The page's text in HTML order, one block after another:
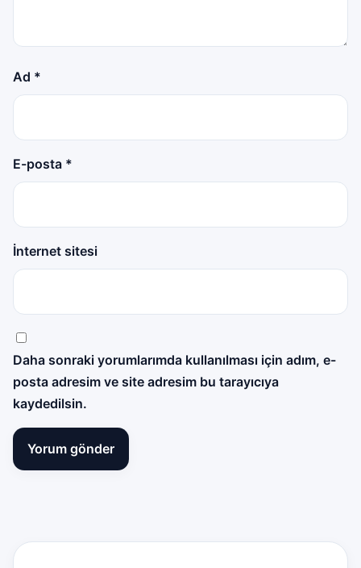
Ad *
E-posta *
İnternet sitesi
Daha sonraki yorumlarımda kullanılması için adım, e-
posta adresim ve site adresim bu tarayıcıya
kaydedilsin.